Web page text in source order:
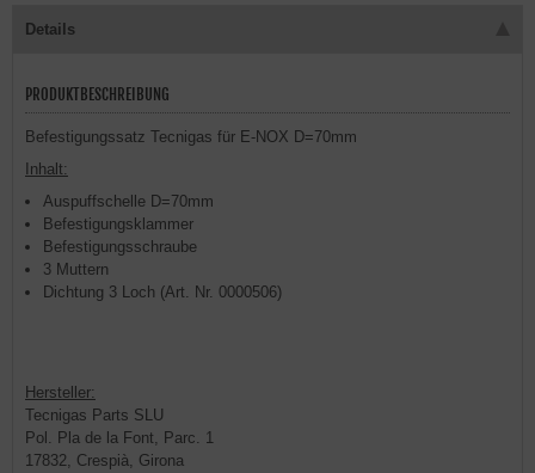
Details
PRODUKTBESCHREIBUNG
Befestigungssatz Tecnigas für E-NOX D=70mm
Inhalt:
Auspuffschelle D=70mm
Befestigungsklammer
Befestigungsschraube
3 Muttern
Dichtung 3 Loch (Art. Nr. 0000506)
Hersteller:
Tecnigas Parts SLU
Pol. Pla de la Font, Parc. 1
17832, Crespià, Girona